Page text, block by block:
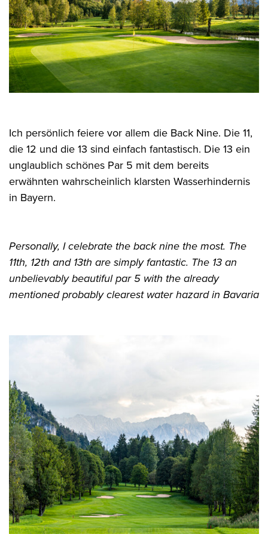
Ich persönlich feiere vor allem die Back Nine. Die 11,
die 12 und die 13 sind einfach fantastisch. Die 13 ein
unglaublich schönes Par 5 mit dem bereits
erwähnten wahrscheinlich klarsten Wasserhindernis
in Bayern.
Personally, I celebrate the back nine the most. The
11th, 12th and 13th are simply fantastic. The 13 an
unbelievably beautiful par 5 with the already
mentioned probably clearest water hazard in Bavaria